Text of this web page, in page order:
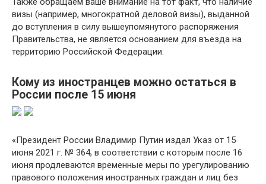
визы (например, многократной деловой визы), выданной
до вступления в силу вышеупомянутого распоряжения
Правительства, не является основанием для въезда на
территорию Российской Федерации.
Кому из иностранцев можно остаться в
России после 15 июня
«Президент России Владимир Путин издал Указ от 15
июня 2021 г. № 364, в соответствии с которым после 16
июня продлеваются временные меры по урегулированию
правового положения иностранных граждан и лиц без